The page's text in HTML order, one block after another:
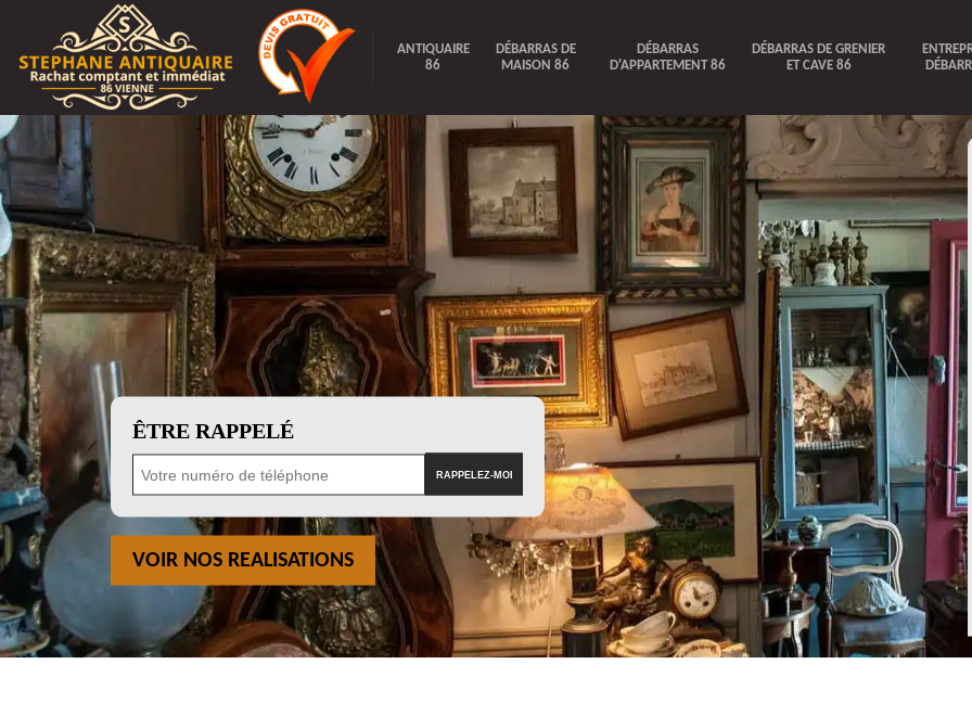
ANTIQUAIRE
86
DÉBARRAS DE
MAISON 86
DÉBARRAS
D'APPARTEMENT 86
DÉBARRAS DE GRENIER
ET CAVE 86
ÊTRE RAPPELÉ
VOIR NOS REALISATIONS